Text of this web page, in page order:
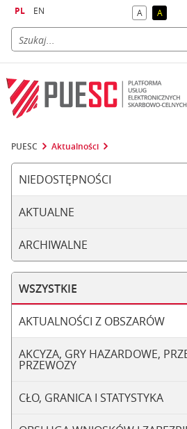
PL EN Akontrast
A
PUESC Aktualności
NIEDOSTĘPNOŚCI
AKTUALNE
ARCHIWALNE
WSZYSTKIE
AKTUALNOŚCI Z OBSZARÓW
AKCYZA, GRY HAZARDOWE,
PRZEWOZY
CŁO, GRANICA I STATYSTYKA